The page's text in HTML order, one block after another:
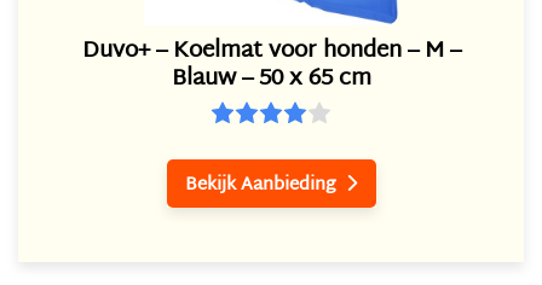
Duvo+ – Koelmat voor honden – M –
Blauw – 50 x 65 cm
Bekijk Aanbieding 